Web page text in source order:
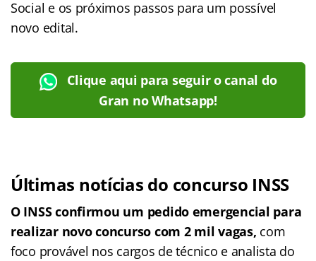
Social e os próximos passos para um possível
novo edital.
Clique aqui para seguir o canal do
Gran no Whatsapp!
Últimas notícias do concurso INSS
O INSS confirmou um pedido emergencial para
realizar novo concurso com 2 mil vagas, com
foco provável nos cargos de técnico e analista do